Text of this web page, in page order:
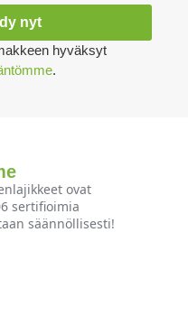
nyt
hyväksyt
.
ovat
sertifioimia
säännöllisesti!